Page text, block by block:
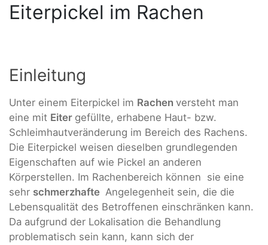
Eiterpickel im Rachen
Einleitung
Unter einem Eiterpickel im Rachen versteht man
eine mit Eiter gefüllte, erhabene Haut- bzw.
Schleimhautveränderung im Bereich des Rachens.
Die Eiterpickel weisen dieselben grundlegenden
Eigenschaften auf wie Pickel an anderen
Körperstellen. Im Rachenbereich können sie eine
sehr schmerzhafte Angelegenheit sein, die die
Lebensqualität des Betroffenen einschränken kann.
Da aufgrund der Lokalisation die Behandlung
problematisch sein kann, kann sich der